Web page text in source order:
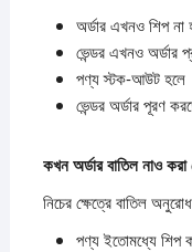
অর্ডার এখনও শিপ না
ভেন্ডর এখনও অর্ডার
পণ্য স্টক-আউট হলে
ভেন্ডর অর্ডার পূরণ
কখনঅর্ডারবাতিলনাওকরা
নিচের ক্ষেত্রে বাতিল
পণ্য ইতোমধ্যে শিপ